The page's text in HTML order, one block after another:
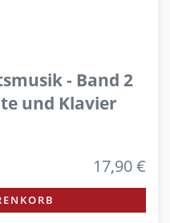
- Band 2
und Klavier
17,90 €